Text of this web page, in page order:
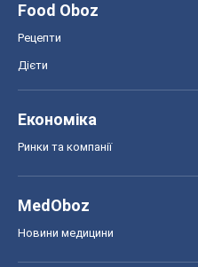
Food Oboz
Рецепти
Дієти
Економіка
Ринки та компанії
MedOboz
Новини медицини